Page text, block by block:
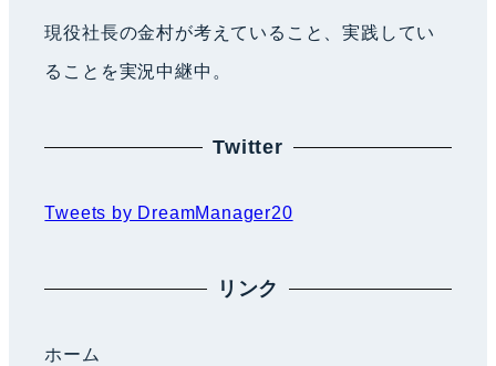
シ
ョ
ン
現役社長の金村が考えていること、実践してい
ることを実況中継中。
Twitter
Tweets by DreamManager20
リンク
ホーム